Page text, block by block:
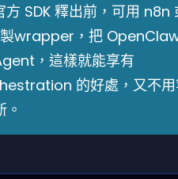
方 SDK 釋出前，可用 n8n
wrapper，把
，這樣就能享有
的好處，又不用